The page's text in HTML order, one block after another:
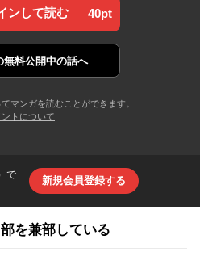
ンして読む 40pt
無料公開中の話へ
マンガを読むことができます。
ントについて
で
新規会員登録する
を兼部している